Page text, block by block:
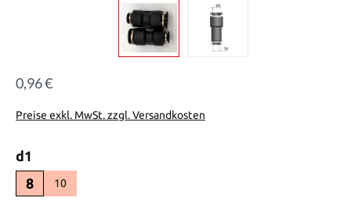
Regulärer Preis:
0,96 €
Preise exkl. MwSt. zzgl. Versandkosten
d1
8
10